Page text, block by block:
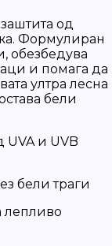
од
Формулиран
обезбедува
и помага да
ултра лесна
бели
UVA и UVB
бели траги
лепливо